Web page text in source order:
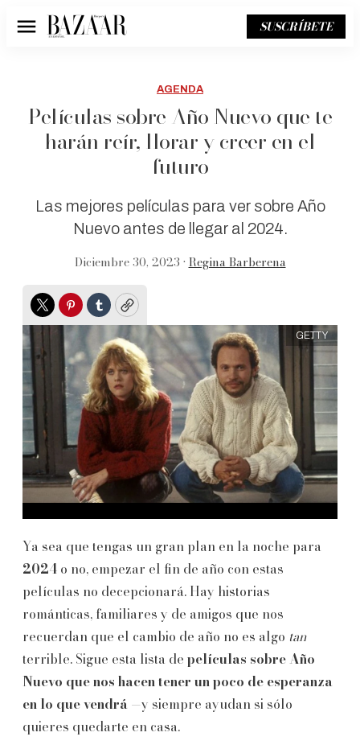
Menú SUSCRÍBETE
AGENDA
Películas sobre Año Nuevo que te
harán reír, llorar y creer en el
futuro
Las mejores películas para ver sobre Año
Nuevo antes de llegar al 2024.
Diciembre 30, 2023 • Regina Barberena
TwitterPinterest
TumblrCopy
GETTY
Ya sea que tengas un gran plan en la noche para
2024 o no, empezar el fin de año con estas
películas no decepcionará. Hay historias
románticas, familiares y de amigos que nos
recuerdan que el cambio de año no es algo tan
terrible. Sigue esta lista de películas sobre Año
Nuevo que nos hacen tener un poco de esperanza
en lo que vendrá —y siempre ayudan si sólo
quieres quedarte en casa.